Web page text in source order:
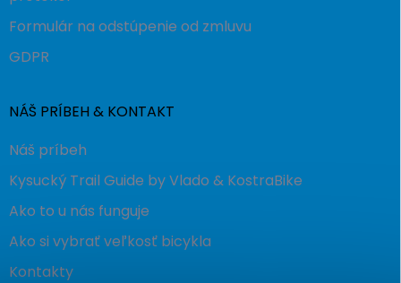
Formulár na odstúpenie od zmluvu
GDPR
NÁŠ PRÍBEH & KONTAKT
Náš príbeh
Kysucký Trail Guide by Vlado & KostraBike
Ako to u nás funguje
Ako si vybrať veľkosť bicykla
Kontakty